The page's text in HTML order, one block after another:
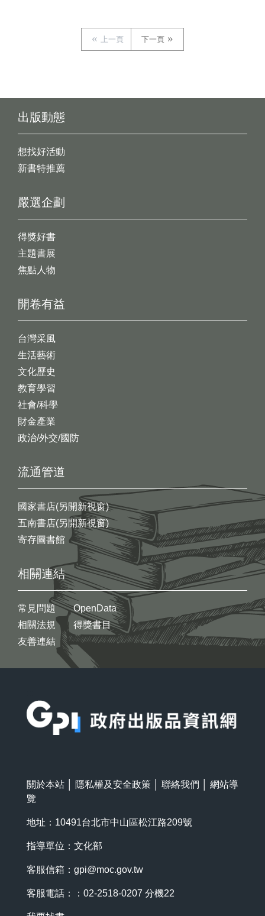
上一頁 下一頁
出版動態
想找好活動
新書特推薦
開卷有益
台灣采風
生活藝術
文化歷史
教育學習
社會/科學
財金產業
政治/外交/國防
嚴選企劃
得獎好書
主題書展
焦點人物
流通管道
國家書店(另開新視窗)
五南書店(另開新視窗)
寄存圖書館
相關連結
常見問題
相關法規
友善連結
OpenData
得獎書目
關於本站 隱私權及安全政策 聯絡我們
網站導
覽
地址：10491台北市中山區松江路209號
指導單位：文化部
客服信箱： gpi@moc.gov.tw
客服電話：：02-2518-0207 分機22